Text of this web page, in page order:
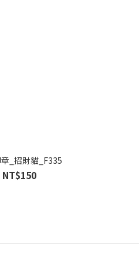
_招財貓_F335
NT$150